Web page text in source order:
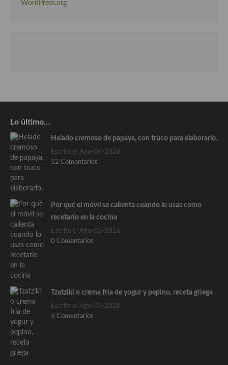
WordPress.org
Lo último…
Helado cremoso de papaya, con truco para elaborarlo.
Escrito el Ago-06-2026
12 Comentarios
Por qué el móvil se calienta cuando lo usas como
recetario en la cocina
Escrito el Ago-05-2026
0 Comentarios
Tzatziki o crema fría de yogur y pepino, receta griega
Escrito el Ago-03-2026
5 Comentarios